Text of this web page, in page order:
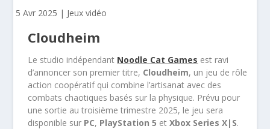
5 Avr 2025 | Jeux vidéo
Cloudheim
Le studio indépendant Noodle Cat Games est ravi
d’annoncer son premier titre, Cloudheim, un jeu de rôle
action coopératif qui combine l’artisanat avec des
combats chaotiques basés sur la physique. Prévu pour
une sortie au troisième trimestre 2025, le jeu sera
disponible sur PC, PlayStation 5 etXbox Series X|S.